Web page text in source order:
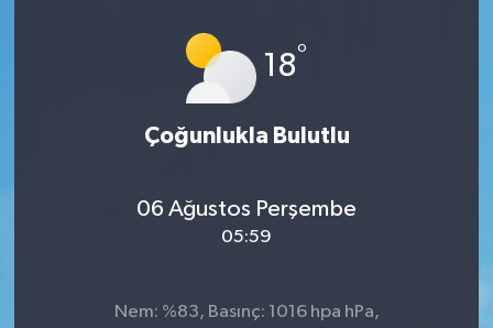
18°
Çoğunlukla Bulutlu
06 Ağustos Perşembe
05:59
Nem: %83, Basınç: 1016 hpa hPa,
TEKNOLOJİ